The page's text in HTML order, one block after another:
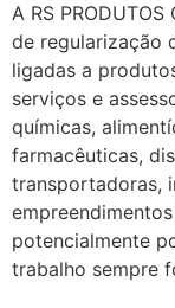
A RS
de regularização
ligadas a
serviços e
químicas,
farmacêuticas,
transportadoras,
potencialmente
trabalho sempre